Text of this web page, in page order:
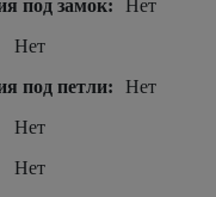
под замок:
Нет
Нет
под петли:
Нет
Нет
Нет